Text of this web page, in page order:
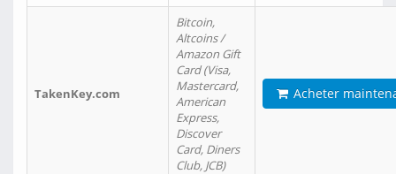
TakenKey.com
Bitcoin,
Altcoins /
Amazon Gift
Card (Visa,
Mastercard,
American
Express,
Discover
Card, Diners
Club, JCB)
Acheter